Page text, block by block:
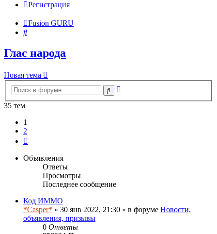
Регистрация
Fusion GURU
Поиск
Глас народа
Новая тема
Поиск
35 тем
1
2
Объявления
Ответы
Просмотры
Последнее сообщение
Код ИММО
*Casper* » 30 янв 2022, 21:30 » в форуме Новости,
объявления, призывы
0 Ответы